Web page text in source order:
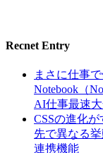
Recnet Entry
まさに仕事
Notebook（
AI仕事最速
CSSの進化が
先で異なる
連携機能